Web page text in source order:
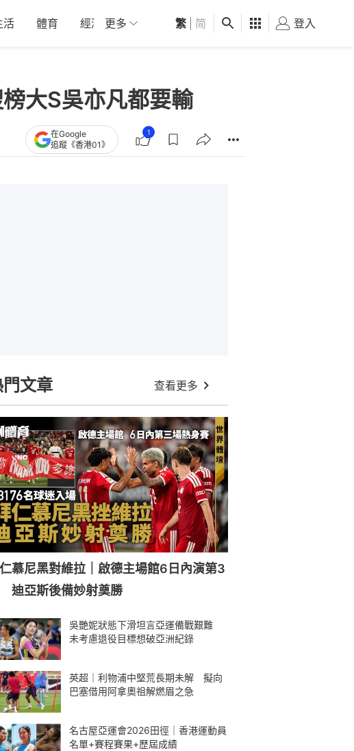
活 體育 經濟 01深圳 觀點 健康 好食玩飛
更多 繁 简 登入
大S吳亦凡都要輸
在Google
追蹤《香港01》
1
門文章 查看更多
慕尼黑對維拉｜啟德主場館6日內演第3
迪亞斯後備妙射奠勝
吳艷妮狀態下滑坦言亞運備戰艱難
未考慮退役目標想破亞洲紀錄
英超｜利物浦中堅荒長期未解 擬向
巴塞借用阿拿奧祖解燃眉之急
名古屋亞運會2026田徑｜香港運動員
名單+賽程賽果+歷屆成績